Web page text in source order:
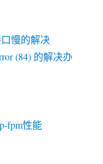
口慢的解决
(84) 的解决办
fpm性能